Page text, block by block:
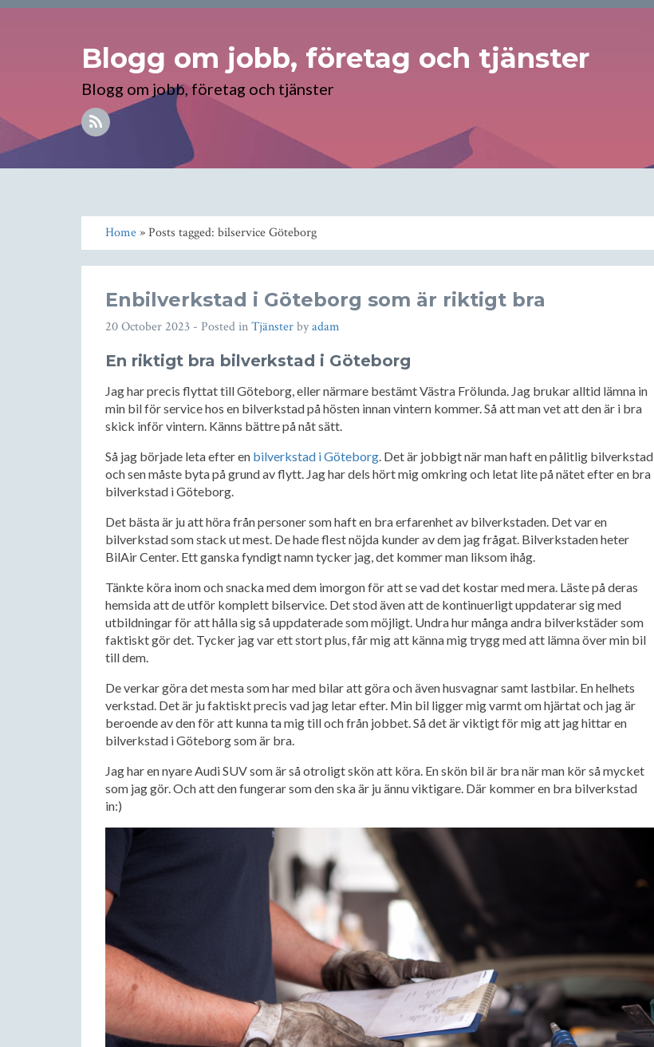
Blogg om jobb, företag och tjänster
Blogg om jobb, företag och tjänster
Home» Posts tagged: bilservice Göteborg
Enbilverkstad i Göteborg som är riktigt bra
20 October 2023 - Posted inTjänsterbyadam
En riktigt bra bilverkstad i Göteborg
Jag har precis flyttat till Göteborg, eller närmare bestämt Västra Frölunda. Jag brukar alltid lämna in
min bil för service hos en bilverkstad på hösten innan vintern kommer. Så att man vet att den är i bra
skick inför vintern. Känns bättre på nåt sätt.
Så jag började leta efter en bilverkstad i Göteborg. Det är jobbigt när man haft en pålitlig bilverkstad
och sen måste byta på grund av flytt. Jag har dels hört mig omkring och letat lite på nätet efter en bra
bilverkstad i Göteborg.
Det bästa är ju att höra från personer som haft en bra erfarenhet av bilverkstaden. Det var en
bilverkstad som stack ut mest. De hade flest nöjda kunder av dem jag frågat. Bilverkstaden heter
BilAir Center. Ett ganska fyndigt namn tycker jag, det kommer man liksom ihåg.
Tänkte köra inom och snacka med dem imorgon för att se vad det kostar med mera. Läste på deras
hemsida att de utför komplett bilservice. Det stod även att de kontinuerligt uppdaterar sig med
utbildningar för att hålla sig så uppdaterade som möjligt. Undra hur många andra bilverkstäder som
faktiskt gör det. Tycker jag var ett stort plus, får mig att känna mig trygg med att lämna över min bil
till dem.
De verkar göra det mesta som har med bilar att göra och även husvagnar samt lastbilar. En helhets
verkstad. Det är ju faktiskt precis vad jag letar efter. Min bil ligger mig varmt om hjärtat och jag är
beroende av den för att kunna ta mig till och från jobbet. Så det är viktigt för mig att jag hittar en
bilverkstad i Göteborg som är bra.
Jag har en nyare Audi SUV som är så otroligt skön att köra. En skön bil är bra när man kör så mycket
som jag gör. Och att den fungerar som den ska är ju ännu viktigare. Där kommer en bra bilverkstad
in:)